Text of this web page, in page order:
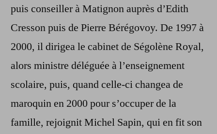
puis conseiller à Matignon auprès d’Edith
Cresson puis de Pierre Bérégovoy. De 1997 à
2000, il dirigea le cabinet de Ségolène Royal,
alors ministre déléguée à l’enseignement
scolaire, puis, quand celle-ci changea de
maroquin en 2000 pour s’occuper de la
famille, rejoignit Michel Sapin, qui en fit son